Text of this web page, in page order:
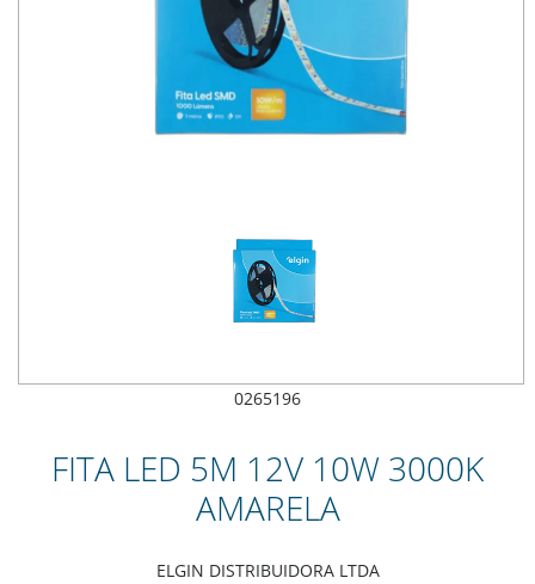
0265196
FITA LED 5M 12V 10W 3000K
AMARELA
ELGIN DISTRIBUIDORA LTDA